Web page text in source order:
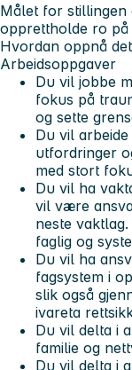
Målet for stillingen
opprettholde ro på
Hvordan oppnå
Arbeidsoppgaver
Du vil jobbe
fokus på
og sette
Du vil
utfordringer
med stort
Du vil ha
vil være
neste
faglig og
Du vil ha
fagsystem i
slik også
ivareta
Du vil delta i
familie og
Du vil delta i